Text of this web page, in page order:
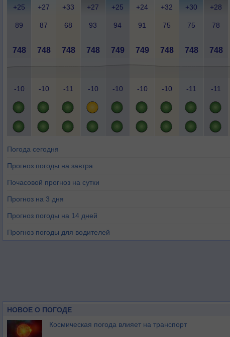
+25 +27 +33 +27 +25 +24 +32 +30 +28
89 87 68 93 94 91 75 75 78
748 748 748 748 749 749 748 748 748
-10 -10 -11 -10 -10 -10 -10 -11 -11
Погода сегодня
Прогноз погоды на завтра
Почасовой прогноз на сутки
Прогноз на 3 дня
Прогноз погоды на 14 дней
Прогноз погоды для водителей
НОВОЕ О ПОГОДЕ
Космическая погода влияет на транспорт